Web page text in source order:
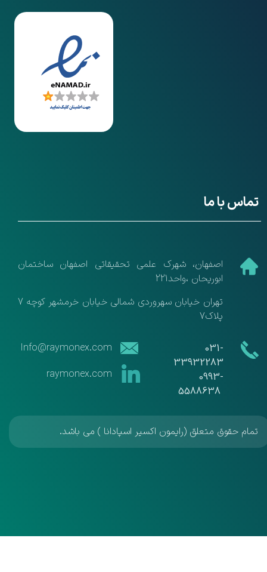
تماس با ما
raymonex.com
تهران خیابان سهروردی شمالی خیابان خرمشهر کوچه 7
پلاک7
​​031-
33932283
​​​​​​​0993-
5588638
​اصفهان، شهرک علمی تحقیقاتی اصفهان ساختمان
ابوریحان ،واحد221
​​Info@raymonex.com
تمام حقوق متعلق (رایمون اکسیر اسپادانا ) می باشد.